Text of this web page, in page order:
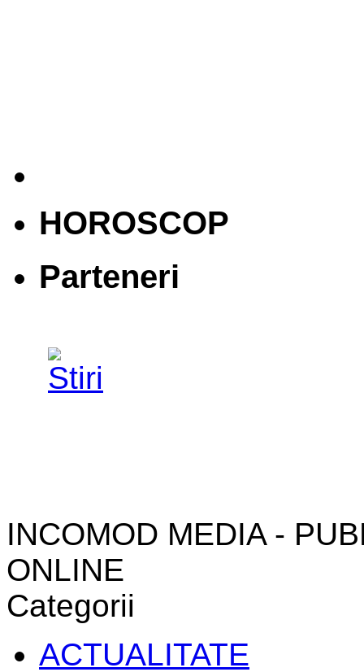
HOROSCOP
Parteneri
INCOMOD MEDIA -
ONLINE
Categorii
ACTUALITATE